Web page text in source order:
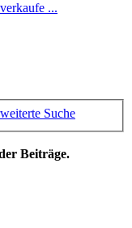
...
Suche
Beiträge.